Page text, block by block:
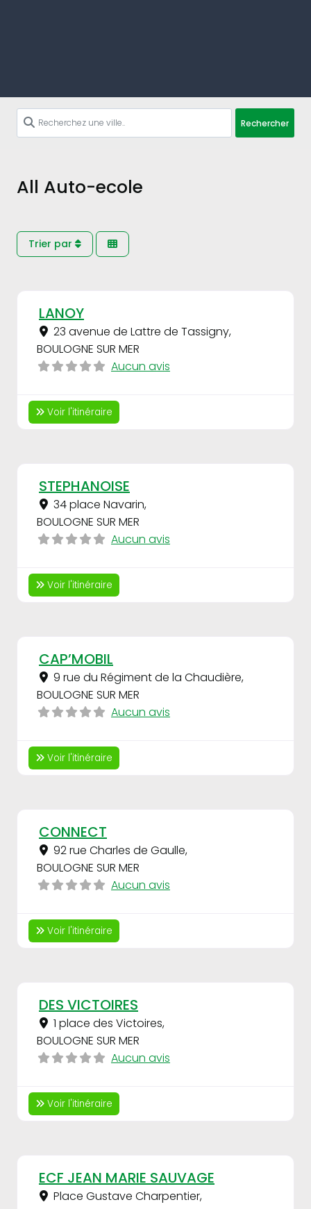
Rechercher
All Auto-ecole
Trier par
LANOY
23 avenue de Lattre de Tassigny,
BOULOGNE SUR MER
Aucun avis
Voir l'itinéraire
STEPHANOISE
34 place Navarin,
BOULOGNE SUR MER
Aucun avis
Voir l'itinéraire
CAP’MOBIL
9 rue du Régiment de la Chaudière,
BOULOGNE SUR MER
Aucun avis
Voir l'itinéraire
CONNECT
92 rue Charles de Gaulle,
BOULOGNE SUR MER
Aucun avis
Voir l'itinéraire
DES VICTOIRES
1 place des Victoires,
BOULOGNE SUR MER
Aucun avis
Voir l'itinéraire
ECF JEAN MARIE SAUVAGE
Place Gustave Charpentier,